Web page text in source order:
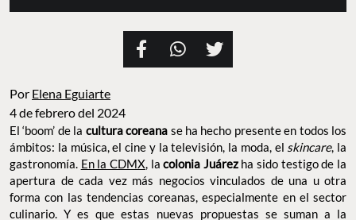
Por Elena Eguiarte
4 de febrero del 2024
El ‘boom’ de la cultura coreana se ha hecho presente en todos los
ámbitos: la música, el cine y la televisión, la moda, el skincare, la
gastronomía. En la CDMX, lacolonia Juárezha sido testigo de la
apertura de cada vez más negocios vinculados de una u otra
forma con las tendencias coreanas, especialmente en el sector
culinario. Y es que estas nuevas propuestas se suman a la